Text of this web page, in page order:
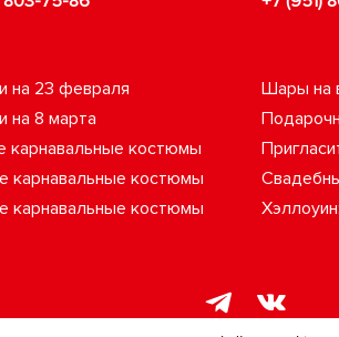
на 23 февраля
на 8 марта
карнавальные костюмы
карнавальные костюмы
карнавальные костюмы
Шары на